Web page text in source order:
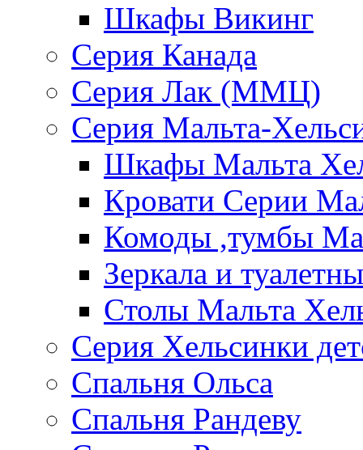
Шкафы Викинг
Серия Канада
Серия Лак (ММЦ)
Серия Мальта-
Шкафы Мальта
Кровати Серии
Комоды ,тумбы
Зеркала и
Столы Мальта
Серия Хельсинки
Спальня Ольса
Спальня Рандеву